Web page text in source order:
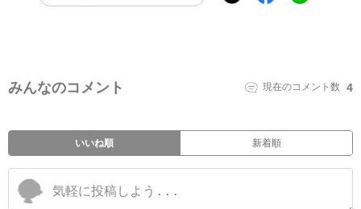
みんなのコメント 現在のコメント数 4
いいね順 新着順